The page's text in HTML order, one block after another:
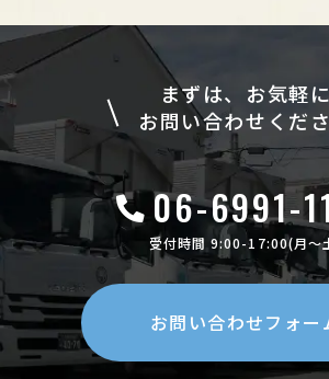
まずは、お気軽に
お問い合わせくだ
06-6991-
受付時間 9:00-17:00(月〜
お問い合わせフォー